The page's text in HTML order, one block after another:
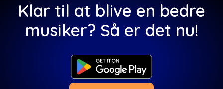
Klar til at blive en bedre
musiker? Så er det nu!